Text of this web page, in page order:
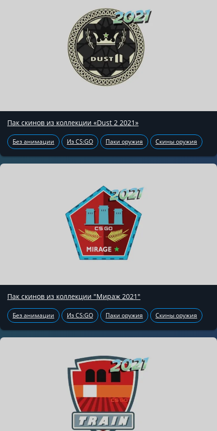
Пак скинов из коллекции «Dust 2 2021»
Без анимации Из CS:GO Паки оружия Скины оружия
Пак скинов из коллекции "Мираж 2021"
Без анимации Из CS:GO Паки оружия Скины оружия